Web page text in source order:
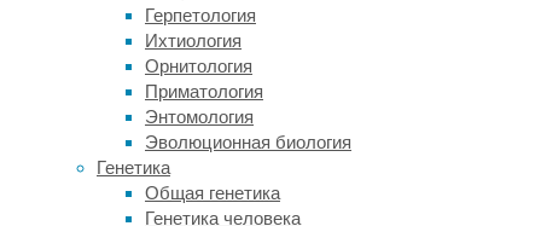
Герпетология
Ихтиология
Орнитология
Приматология
Энтомология
Эволюционная биология
Генетика
Общая генетика
Генетика человека
ярким
запоминающимся.
Одним
из
главных
достоинств